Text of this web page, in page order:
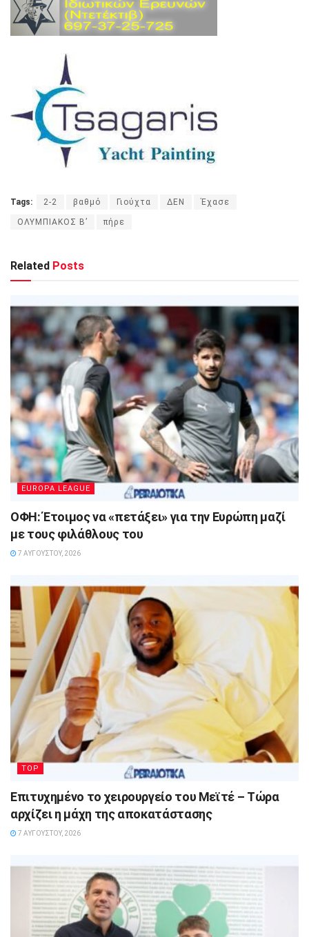
Tags: 2-2 βαθμό Γιούχτα ΔΕΝ Έχασε
ΟΛΥΜΠΙΑΚΟΣ Β’ πήρε
Related Posts
EUROPA LEAGUE
ΟΦΗ: Έτοιμος να «πετάξει» για την Ευρώπη μαζί
με τους φιλάθλους του
7 ΑΥΓΟΎΣΤΟΥ, 2026
TOP
Επιτυχημένο το χειρουργείο του Μεϊτέ – Τώρα
αρχίζει η μάχη της αποκατάστασης
7 ΑΥΓΟΎΣΤΟΥ, 2026